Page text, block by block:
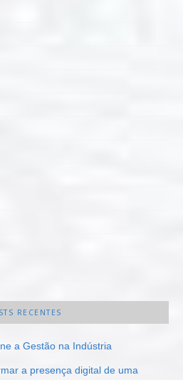
RECENTES
a Gestão na Indústria
a presença digital de uma